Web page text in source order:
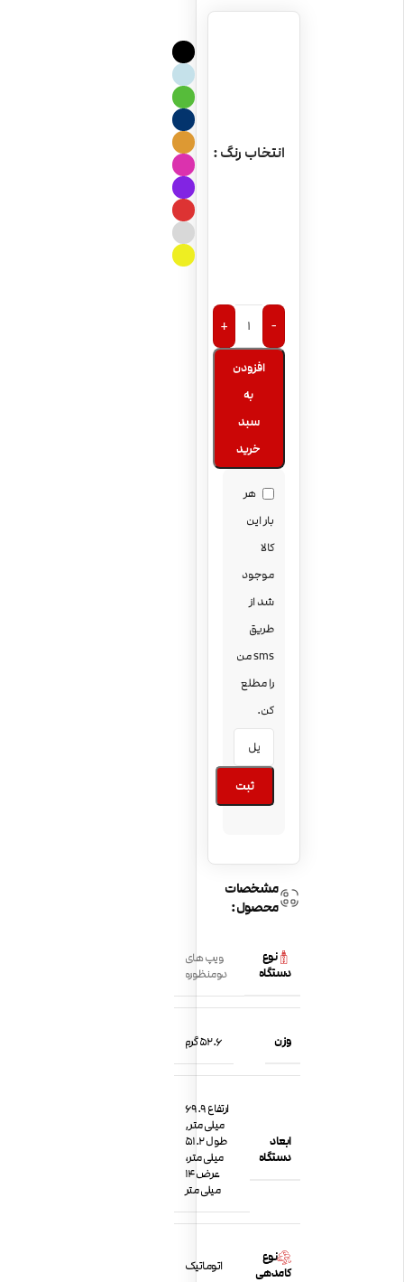
انتخاب رنگ
-
+
افزودن
به
سبد
خرید
هر
بار این
کالا
موجود
شد از
طریق
sms من
را مطلع
کن.
ثبت
مشخصات
محصول:
نوع
دستگاه
ویپ های
دومنظوره
وزن 52.6 گرم
ابعاد
دستگاه
ارتفاع 69.9
میلی متر,
طول 51.2
میلی متر،
عرض 14
میلی متر
نوع
کامدهی
اتوماتیک